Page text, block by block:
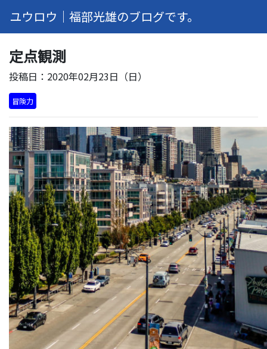
ユウロウ｜福部光雄のブログです。
定点観測
投稿日：2020年02月23日（日）
冒険力